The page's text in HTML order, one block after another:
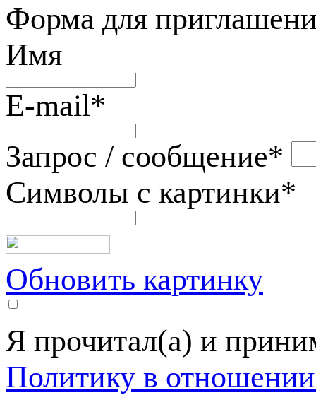
Форма для
Имя
E-mail*
Запрос / сообщение*
Символы с картинки*
Обновить картинку
Я прочитал(а) и
Политику в